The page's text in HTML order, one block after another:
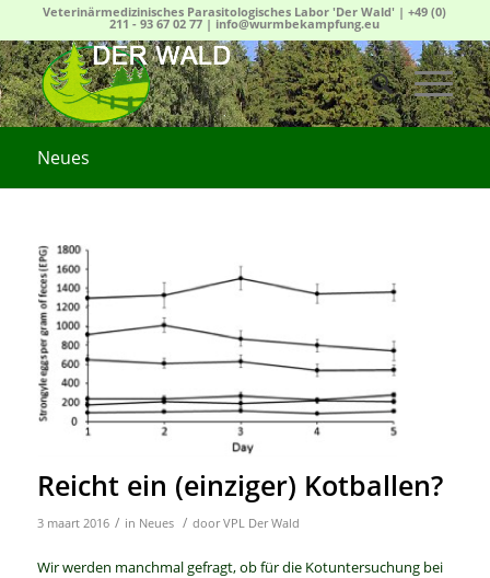
Veterinärmedizinisches Parasitologisches Labor 'Der Wald' |+49 (0)
211 - 93 67 02 77 | info@wurmbekampfung.eu
Neues
Reicht ein (einziger) Kotballen?
3 maart 2016 / in Neues / doorVPL Der Wald
Wir werden manchmal gefragt, ob für die Kotuntersuchung bei